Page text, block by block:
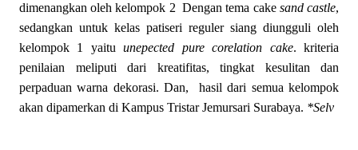
dimenangkan oleh kelompok 2 Dengan tema cake sand castle,
sedangkan untuk kelas patiseri reguler siang diungguli oleh
kelompok 1 yaituunepected pure corelation cake. kriteria
penilaian meliputi dari kreatifitas, tingkat kesulitan dan
perpaduan warna dekorasi. Dan, hasil dari semua kelompok
akan dipamerkan di Kampus Tristar Jemursari Surabaya. *Selv